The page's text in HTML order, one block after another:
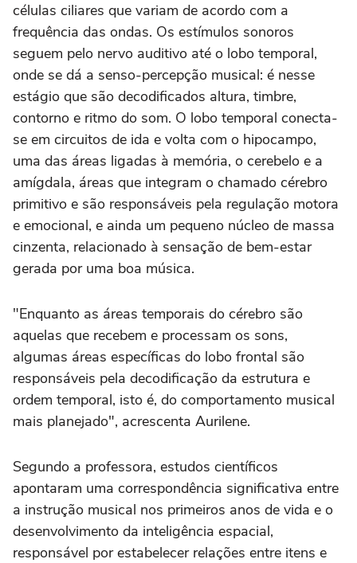
células ciliares que variam de acordo com a
frequência das ondas. Os estímulos sonoros
seguem pelo nervo auditivo até o lobo temporal,
onde se dá a senso-percepção musical: é nesse
estágio que são decodificados altura, timbre,
contorno e ritmo do som. O lobo temporal conecta-
se em circuitos de ida e volta com o hipocampo,
uma das áreas ligadas à memória, o cerebelo e a
amígdala, áreas que integram o chamado cérebro
primitivo e são responsáveis pela regulação motora
e emocional, e ainda um pequeno núcleo de massa
cinzenta, relacionado à sensação de bem-estar
gerada por uma boa música.
"Enquanto as áreas temporais do cérebro são
aquelas que recebem e processam os sons,
algumas áreas específicas do lobo frontal são
responsáveis pela decodificação da estrutura e
ordem temporal, isto é, do comportamento musical
mais planejado", acrescenta Aurilene.
Segundo a professora, estudos científicos
apontaram uma correspondência significativa entre
a instrução musical nos primeiros anos de vida e o
desenvolvimento da inteligência espacial,
responsável por estabelecer relações entre itens e